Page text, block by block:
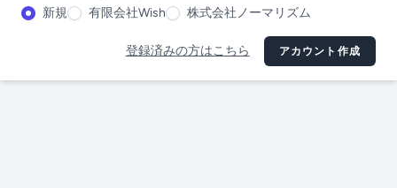
新規
有限会社Wish 株式会社ノーマリズム
登録済みの方はこちら アカウント作成